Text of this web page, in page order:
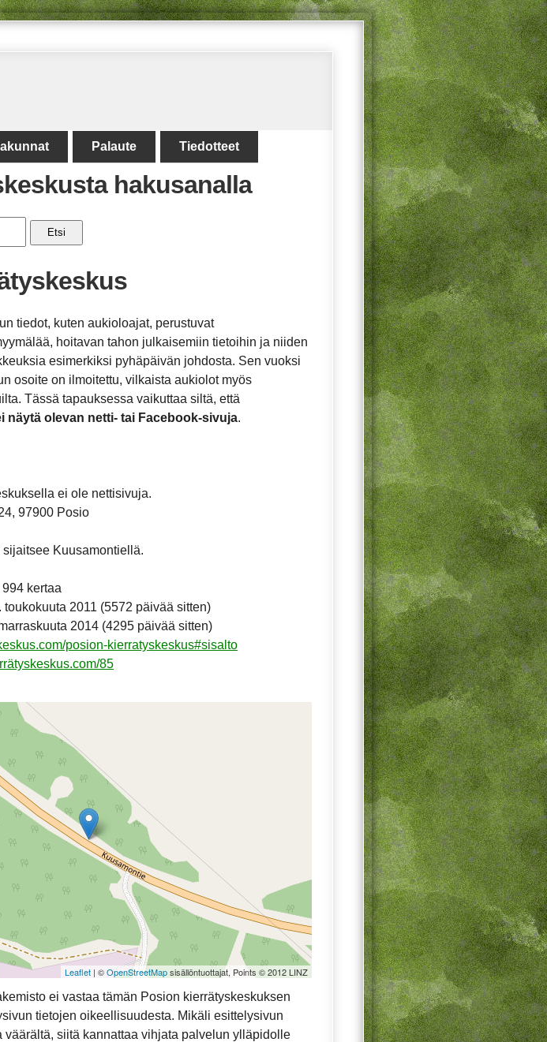
Palaute Tiedotteet
hakusanalla
Etsi
tiedot, kuten aukioloajat, perustuvat
hoitavan tahon julkaisemiin tietoihin ja niiden
esimerkiksi pyhäpäivän johdosta. Sen vuoksi
osoite on ilmoitettu, vilkaista aukiolot myös
Tässä tapauksessa vaikuttaa siltä, että
näytä olevan netti- tai Facebook-sivuja.
ei ole nettisivuja.
97900 Posio
Kuusamontiellä.
994 kertaa
toukokuuta 2011 (5572 päivää sitten)
2014 (4295 päivää sitten)
posion-kierratyskeskus#sisalto
85
Leaflet | ©OpenStreetMapsisällöntuottajat, Points © 2012 LINZ
ei vastaa tämän Posion kierrätyskeskuksen
tietojen oikeellisuudesta. Mikäli esittelysivun
väärältä, siitä kannattaa vihjata palvelun ylläpidolle